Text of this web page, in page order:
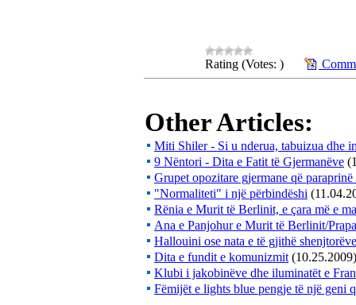
Rating (Votes: )
Other Articles:
Miti Shiler - Si u nderua, tabuizua dhe
9 Nëntori - Dita e Fatit të Gjermanëve
Grupet opozitare gjermane që
"Normaliteti" i një përbindëshi
Rënia e Murit të Berlinit, e çara më e
Ana e Panjohur e Murit të Berlinit/
Hallouini ose nata e të gjithë shenjtorëve
Dita e fundit e komunizmit (10.25.2009)
Klubi i jakobinëve dhe iluminatët e
Fëmijët e lights blue pengje të një geni